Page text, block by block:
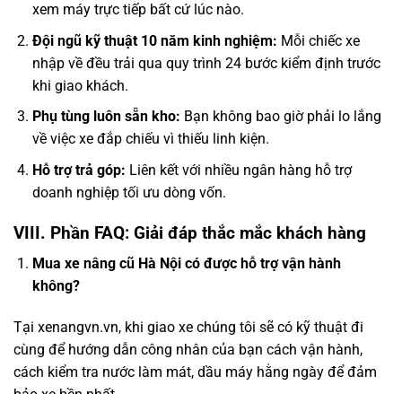
xem máy trực tiếp bất cứ lúc nào.
Đội ngũ kỹ thuật 10 năm kinh nghiệm: Mỗi chiếc xe
nhập về đều trải qua quy trình 24 bước kiểm định trước
khi giao khách.
Phụ tùng luôn sẵn kho: Bạn không bao giờ phải lo lắng
về việc xe đắp chiếu vì thiếu linh kiện.
Hỗ trợ trả góp: Liên kết với nhiều ngân hàng hỗ trợ
doanh nghiệp tối ưu dòng vốn.
VIII. Phần FAQ: Giải đáp thắc mắc khách hàng
Mua xe nâng cũ Hà Nội có được hỗ trợ vận hành
không?
Tại xenangvn.vn, khi giao xe chúng tôi sẽ có kỹ thuật đi
cùng để hướng dẫn công nhân của bạn cách vận hành,
cách kiểm tra nước làm mát, dầu máy hằng ngày để đảm